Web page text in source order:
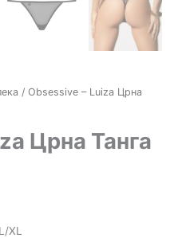
/ Obsessive – Luiza Црна
Црна Танга
XL